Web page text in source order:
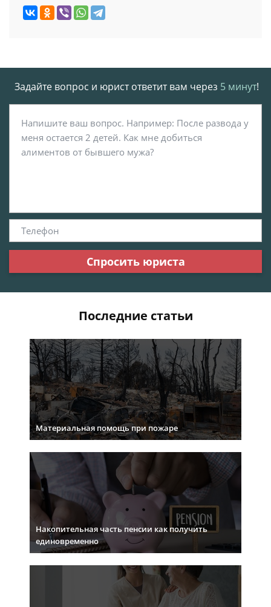
Задайте вопрос и юрист ответит вам через 5 минут!
Спросить юриста
Последние статьи
Материальная помощь при пожаре
Накопительная часть пенсии как получить
единовременно